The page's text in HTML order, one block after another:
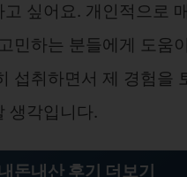
고 싶어요. 개인적으로
민하는 분들에게 도움
섭취하면서 제 경험을
생각입니다.
돈내산 후기 더보기